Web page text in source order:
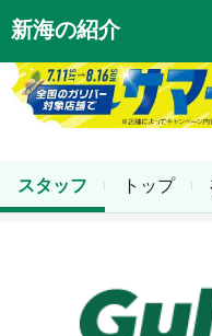
新海の紹介
トップ
スタッフ
店舗ス